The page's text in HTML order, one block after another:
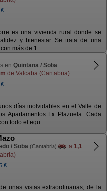
€
es una vivienda rural donde se
y bienestar. Se trata de una
más de 1 ...
en Quintana / Soba
de Valcaba (Cantabria)
€
días inolvidables en el Valle de
Apartamentos La Plazuela. Cada
todo el equ ...
/ Soba (Cantabria) a 1,1
€
unas vistas extraordinarias, de la